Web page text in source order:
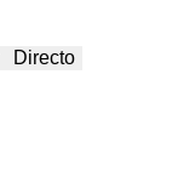
Directo